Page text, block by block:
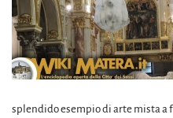
splendido esempio di arte mista a